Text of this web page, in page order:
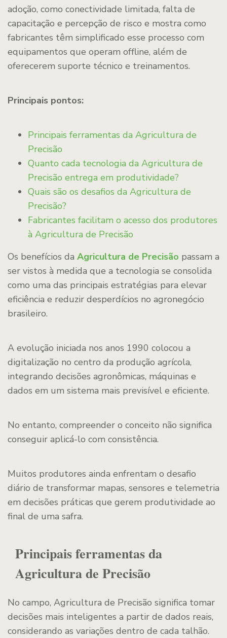
adoção, como conectividade limitada, falta de
capacitação e percepção de risco e mostra como
fabricantes têm simplificado esse processo com
equipamentos que operam offline, além de
oferecerem suporte técnico e treinamentos.
Principais pontos:
Principais ferramentas da Agricultura de
Precisão
Quanto cada tecnologia da Agricultura de
Precisão entrega em produtividade?
Quais são os desafios da Agricultura de
Precisão?
Fabricantes facilitam o acesso dos produtores
à Agricultura de Precisão
Os benefícios da Agricultura de Precisão passam a
ser vistos à medida que a tecnologia se consolida
como uma das principais estratégias para elevar
eficiência e reduzir desperdícios no agronegócio
brasileiro.
A evolução iniciada nos anos 1990 colocou a
digitalização no centro da produção agrícola,
integrando decisões agronômicas, máquinas e
dados em um sistema mais previsível e eficiente.
No entanto, compreender o conceito não significa
conseguir aplicá-lo com consistência.
Muitos produtores ainda enfrentam o desafio
diário de transformar mapas, sensores e telemetria
em decisões práticas que gerem produtividade ao
final de uma safra.
Principais ferramentas da
Agricultura de Precisão
No campo, Agricultura de Precisão significa tomar
decisões mais inteligentes a partir de dados reais,
considerando as variações dentro de cada talhão.